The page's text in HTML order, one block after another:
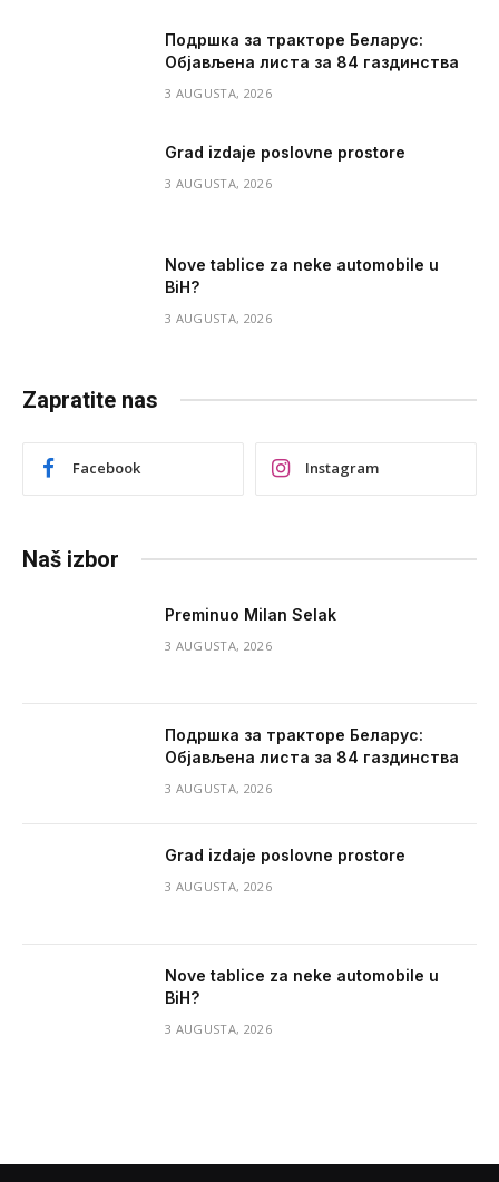
Подршка за тракторе Беларус:
Објављена листа за 84 газдинства
3 AUGUSTA, 2026
Grad izdaje poslovne prostore
3 AUGUSTA, 2026
Nove tablice za neke automobile u
BiH?
3 AUGUSTA, 2026
Zapratite nas
Facebook Instagram
Naš izbor
Preminuo Milan Selak
3 AUGUSTA, 2026
Подршка за тракторе Беларус:
Објављена листа за 84 газдинства
3 AUGUSTA, 2026
Grad izdaje poslovne prostore
3 AUGUSTA, 2026
Nove tablice za neke automobile u
BiH?
3 AUGUSTA, 2026